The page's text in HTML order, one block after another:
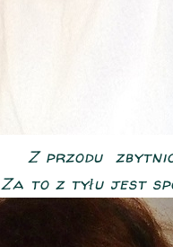
Z przodu
Za to z tyłu jest